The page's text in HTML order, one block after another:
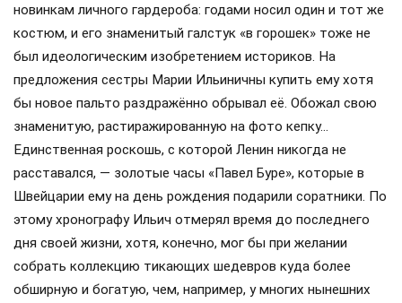
новинкам личного гардероба: годами носил один и тот же
костюм, и его знаменитый галстук «в горошек» тоже не
был идеологическим изобретением историков. На
предложения сестры Марии Ильиничны купить ему хотя
бы новое пальто раздражённо обрывал её. Обожал свою
знаменитую, растиражированную на фото кепку…
Единственная роскошь, с которой Ленин никогда не
расставался, — золотые часы «Павел Буре», которые в
Швейцарии ему на день рождения подарили соратники. По
этому хронографу Ильич отмерял время до последнего
дня своей жизни, хотя, конечно, мог бы при желании
собрать коллекцию тикающих шедевров куда более
обширную и богатую, чем, например, у многих нынешних